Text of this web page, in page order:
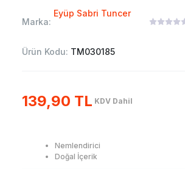
Marka:
Eyüp Sabri Tuncer
Ürün Kodu: TM030185
139,90 TL KDV Dahil
Nemlendirici
Doğal İçerik